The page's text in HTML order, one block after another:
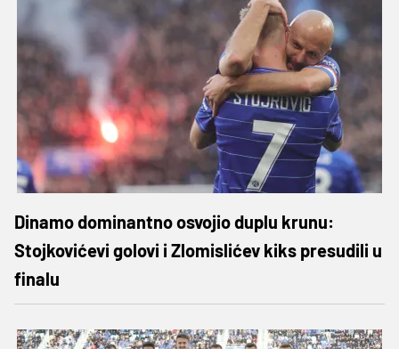
Dinamo dominantno osvojio duplu krunu:
Stojkovićevi golovi i Zlomislićev kiks presudili u
finalu